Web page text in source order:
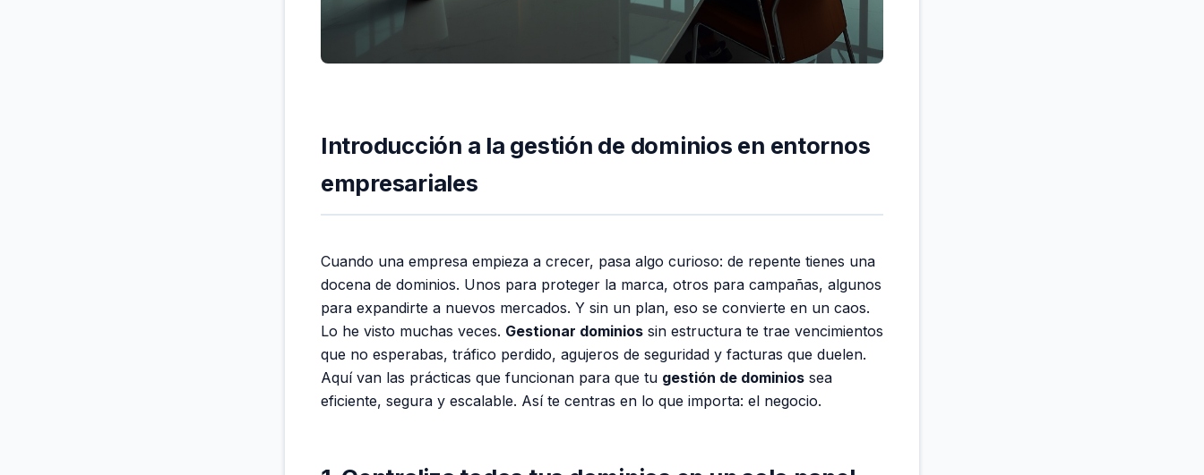
Introducción a la gestión de dominios en entornos
empresariales
Cuando una empresa empieza a crecer, pasa algo curioso: de repente tienes una
docena de dominios. Unos para proteger la marca, otros para campañas, algunos
para expandirte a nuevos mercados. Y sin un plan, eso se convierte en un caos.
Lo he visto muchas veces. Gestionar dominios sin estructura te trae vencimientos
que no esperabas, tráfico perdido, agujeros de seguridad y facturas que duelen.
Aquí van las prácticas que funcionan para que tu gestión de dominios sea
eficiente, segura y escalable. Así te centras en lo que importa: el negocio.